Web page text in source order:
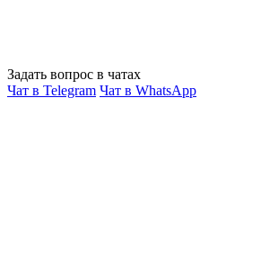
Задать вопрос в чатах
Чат в Telegram Чат в WhatsApp